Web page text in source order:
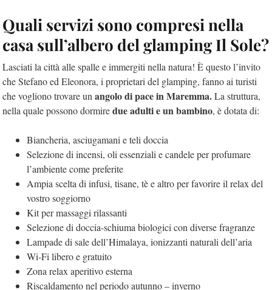
Quali servizi sono compresi nella
casa sull’albero del glamping Il Sole?
Lasciati la città alle spalle e immergiti nella natura! È questo l’invito
che Stefano ed Eleonora, i proprietari del glamping, fanno ai turisti
che vogliono trovare un angolo di pace in Maremma.La struttura,
nella quale possono dormiredue adulti e un bambino, è dotata di:
Biancheria, asciugamani e teli doccia
Selezione di incensi, oli essenziali e candele per profumare
l’ambiente come preferite
Ampia scelta di infusi, tisane, tè e altro per favorire il relax del
vostro soggiorno
Kit per massaggi rilassanti
Selezione di doccia-schiuma biologici con diverse fragranze
Lampade di sale dell’Himalaya, ionizzanti naturali dell’aria
Wi-Fi libero e gratuito
Zona relax aperitivo esterna
Riscaldamento nel periodo autunno – inverno